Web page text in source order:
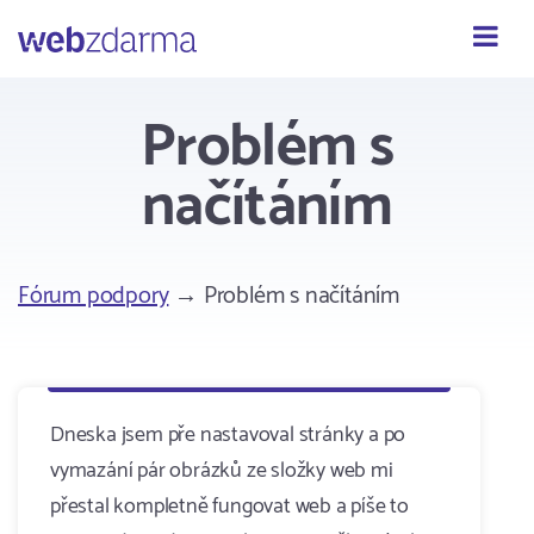
Webzdarma
Problém s
načítáním
Fórum podpory→ Problém s načítáním
Dneska jsem pře nastavoval stránky a po
vymazání pár obrázků ze složky web mi
přestal kompletně fungovat web a píše to